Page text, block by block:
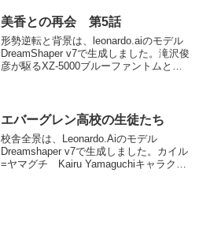
裏にひっそりと佇...
美香との再会 第5話
形勢逆転と背景は、leonardo.aiのモデル
DreamShaper v7で生成しました。滝沢俊
彦が駆るXZ-5000ブルーファントムとレ
エバーグレン高校の生徒たち
校舎全景は、Leonardo.Aiのモデル
Dreamshaper v7で生成しました。カイル
=ヤマグチ Kairu Yamaguchiキャラクタ